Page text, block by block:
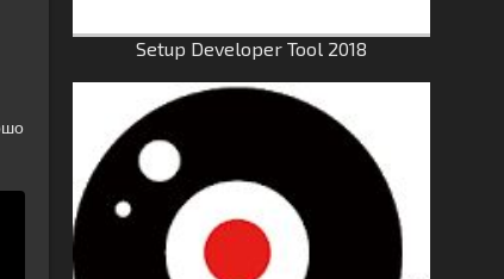
Setup Developer Tool 2018